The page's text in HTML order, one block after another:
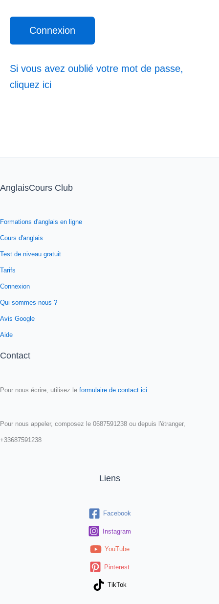
Si vous avez oublié votre mot de passe,
cliquez ici
AnglaisCours Club
Formations d'anglais en ligne
Cours d'anglais
Test de niveau gratuit
Tarifs
Connexion
Qui sommes-nous ?
Avis Google
Aide
Contact
Pour nous écrire, utilisez le formulaire de contact ici
Pour nous appeler, composez le 0687591238 ou depuis l'étranger,
+33687591238
Liens
Facebook
Instagram
YouTube
Pinterest
TikTok